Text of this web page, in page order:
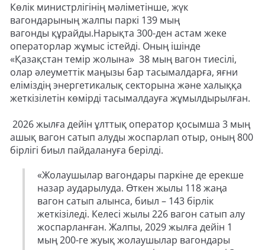
Көлік министрлігінің мәліметінше, жүк
вагондарының жалпы паркі 139 мың
вагонды құрайды.Нарықта 300-ден астам жеке
операторлар жұмыс істейді. Оның ішінде
«Қазақстан темір жолына» 38 мың вагон тиесілі,
олар әлеуметтік маңызы бар тасымалдарға, яғни
еліміздің энергетикалық секторына және халыққа
жеткізілетін көмірді тасымалдауға жұмылдырылған.
2026 жылға дейін ұлттық оператор қосымша 3 мың
ашық вагон сатып алуды жоспарлап отыр, оның 800
бірлігі биыл пайдалануға берілді.
«Жолаушылар вагондары паркіне де ерекше
назар аударылуда. Өткен жылы 118 жаңа
вагон сатып алынса, биыл – 143 бірлік
жеткізіледі. Келесі жылы 226 вагон сатып алу
жоспарланған. Жалпы, 2029 жылға дейін 1
мың 200-ге жуық жолаушылар вагондары